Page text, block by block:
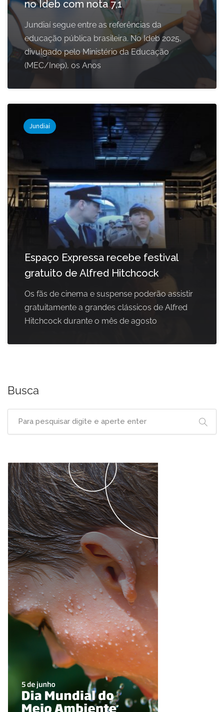
no Ideb com nota 7,1
Jundiaí segue entre as referências da
educação pública brasileira. No Ideb 2025,
divulgado pelo Ministério da Educação
(MEC/Inep), os Anos
Jundiaí
Espaço Expressa recebe festival
gratuito de Alfred Hitchcock
Os fãs de cinema e suspense poderão assistir
gratuitamente a grandes clássicos de Alfred
Hitchcock durante o mês de agosto
Busca